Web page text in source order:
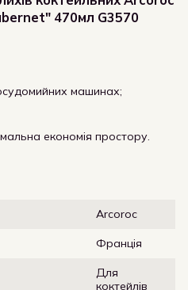
470мл G3570
машинах;
економія простору.
Arcoroc
Франція
Для
коктейлів